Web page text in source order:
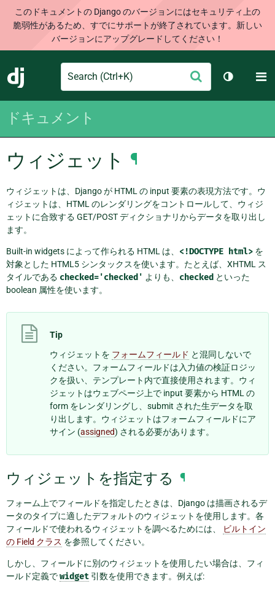
このドキュメントの Django のバージョンにはセキュリティ上の
脆弱性があるため、すでにサポートが終了されています。新しい
バージョンにアップグレードしてください！
Django
Search
信
テーマを
ドキュメント
ウィジェット ¶
ウィジェットは、Django が HTML の input 要素の表現方法です。ウ
ィジェットは、HTML のレンダリングをコントロールして、ウィジ
ェットに合致する GET/POST ディクショナリからデータを取り出し
ます。
Built-in widgets によって作られる HTML は、 <!DOCTYPE html> を
対象とした HTML5 シンタックスを使います。たとえば、XHTML ス
タイルである checked='checked' よりも、 checked といった
boolean 属性を使います。
Tip
ウィジェットを フォームフィールド と混同しないで
ください。フォームフィールドは入力値の検証ロジッ
クを扱い、テンプレート内で直接使用されます。ウィ
ジェットはウェブページ上で input 要素から HTML の
form をレンダリングし、submit された生データを取
り出します。ウィジェットはフォームフィールドにア
サイン (assigned) される必要があります。
ウィジェットを指定する ¶
フォーム上でフィールドを指定したときは、Django は描画されるデ
ータのタイプに適したデフォルトのウィジェットを使用します。各
フィールドで使われるウィジェットを調べるためには、
ビルトイン
の Field クラス を参照してください。
しかし、フィールドに別のウィジェットを使用したい場合は、フィ
ールド定義でwidget 引数を使用できます。例えば: